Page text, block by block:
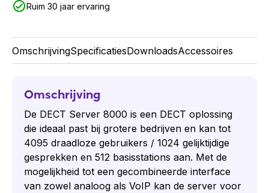
Ruim 30 jaar ervaring
OmschrijvingSpecificatiesDownloadsAccessoires
Omschrijving
De DECT Server 8000 is een DECT oplossing
die ideaal past bij grotere bedrijven en kan tot
4095 draadloze gebruikers / 1024 gelijktijdige
gesprekken en 512 basisstations aan. Met de
mogelijkheid tot een gecombineerde interface
van zowel analoog als VoIP kan de server voor